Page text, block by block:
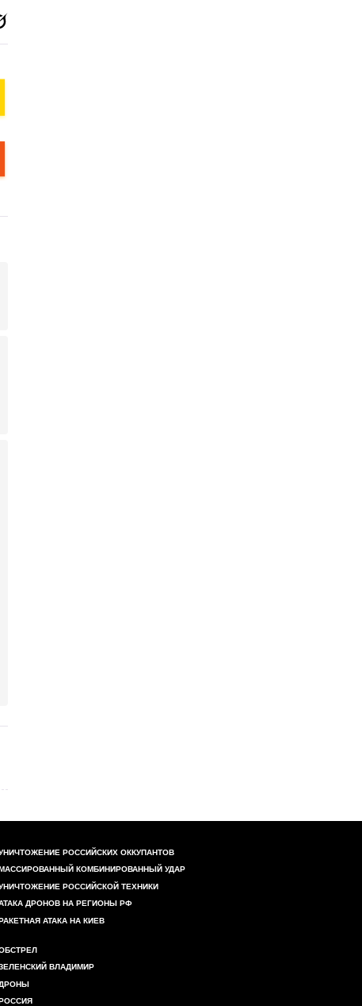
РОССИЙСКИХ ОККУПАНТОВ
МАССИРОВАННЫЙ КОМБИНИРОВАННЫЙ УДАР
РОССИЙСКОЙ ТЕХНИКИ
ДРОНОВ НА РЕГИОНЫ РФ
АТАКА НА КИЕВ
ВЛАДИМИР